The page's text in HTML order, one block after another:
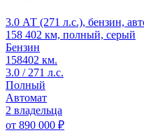
3.0 АТ (271 л.с.), бензин,
158 402 км, полный, серый
Бензин
158402 км.
3.0 / 271 л.с.
Полный
Автомат
2 владельца
от 890 000 ₽